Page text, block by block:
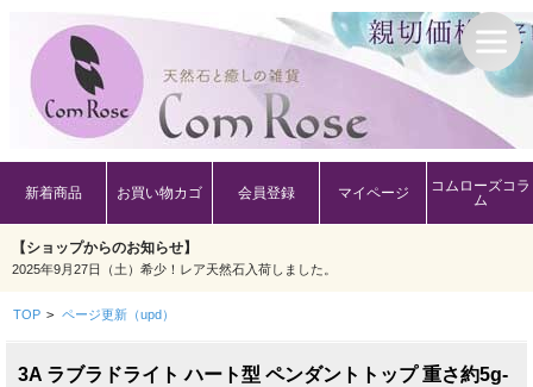
新着商品 お買い物カゴ 会員登録 マイページ
コムローズコラ
ム
【ショップからのお知らせ】
2025年9月27日（土）希少！レア天然石入荷しました。
TOP > ページ更新（upd）
3A ラブラドライト ハート型 ペンダントトップ 重さ約5g-